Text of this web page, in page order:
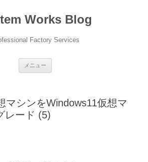
Works Blog
Factory Services
メニュー
マシンをWindows11仮想マ
レード (5)